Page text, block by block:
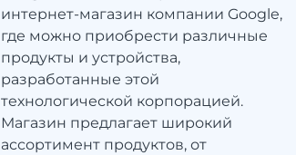
интернет-магазин компании Google,
где можно приобрести различные
продукты и устройства,
разработанные этой
технологической корпорацией.
Магазин предлагает широкий
ассортимент продуктов, от